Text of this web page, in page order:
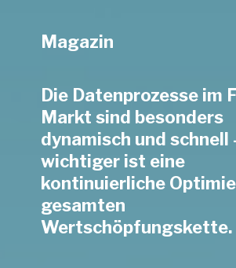
Magazin
Die Datenprozesse im
Markt sind besonders
dynamisch und schnell
wichtiger ist eine
kontinuierliche
gesamten
Wertschöpfungskette.